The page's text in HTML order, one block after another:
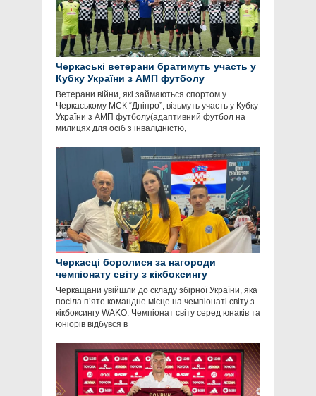
Черкаські ветерани братимуть участь у
Кубку України з АМП футболу
Ветерани війни, які займаються спортом у
Черкаському МСК “Дніпро”, візьмуть участь у Кубку
України з АМП футболу(адаптивний футбол на
милицях для осіб з інвалідністю,
Черкасці боролися за нагороди
чемпіонату світу з кікбоксингу
Черкащани увійшли до складу збірної України, яка
посіла п’яте командне місце на чемпіонаті світу з
кікбоксингу WAKO. Чемпіонат світу серед юнаків та
юніорів відбувся в